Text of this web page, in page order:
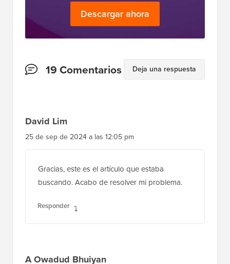
Descargar ahora
Interacciones
19 Comentarios Deja una respuesta
David Lim
25 de sep de 2024 a las 12:05 pm
Gracias, este es el artículo que estaba
buscando. Acabo de resolver mi problema.
Responder
A Owadud Bhuiyan